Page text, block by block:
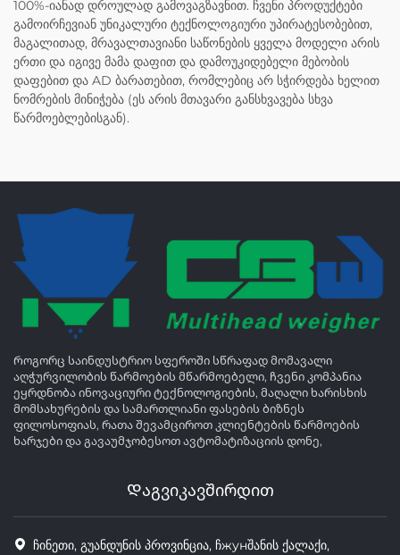
100%-იანად დროულად გამოვაგზავნით. ჩვენი პროდუქტები
გამოირჩევიან უნიკალური ტექნოლოგიური უპირატესობებით,
მაგალითად, მრავალთავიანი საწონების ყველა მოდელი არის
ერთი და იგივე მამა დაფით და დამოუკიდებელი მებობის
დაფებით და AD ბარათებით, რომლებიც არ სჭირდება ხელით
ნომრების მინიჭება (ეს არის მთავარი განსხვავება სხვა
წარმოებლებისგან).
Როგორც საინდუსტრიო სფეროში სწრაფად მომავალი
აღჭურვილობის წარმოების მწარმოებელი, ჩვენი კომპანია
ეყრდნობა ინოვაციური ტექნოლოგიების, მაღალი ხარისხის
მომსახურების და სამართლიანი ფასების ბიზნეს
ფილოსოფიას, რათა შევამციროთ კლიენტების წარმოების
ხარჯები და გავაუმჯობესოთ ავტომატიზაციის დონე,
Დაგვიკავშირდით
ჩინეთი, გუანდუნის პროვინცია, ჩжунშანის ქალაქი,